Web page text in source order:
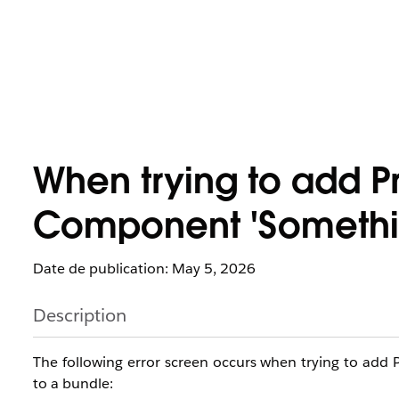
When trying to add
Component
Date de publication: May 5, 2026
Description
The following error screen occurs when trying to
to a bundle: